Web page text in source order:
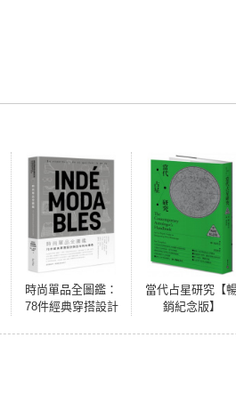
時尚單品全圖鑑：
78件經典穿搭設計
當代占星研究【
銷紀念版】